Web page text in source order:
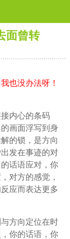
面曾转
也没办法呀！
内心的条码
画面浮写到身
的锁，是方向
发在事迹的对
话语应对，你
对方的感觉，
应而表达更多
方向定位在时
你的话语，你